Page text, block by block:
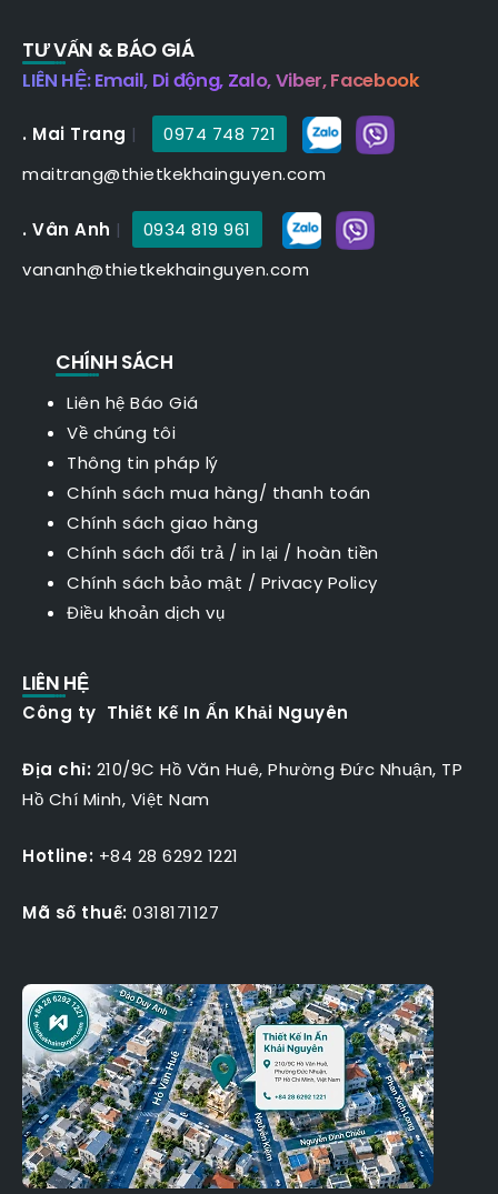
TƯ VẤN & BÁO GIÁ
LIÊN HỆ: Email, Di động, Zalo, Viber, Facebook
. Mai Trang |
0974 748 721
maitrang@thietkekhainguyen.com
. Vân Anh |
0934 819 961
vananh@thietkekhainguyen.com
CHÍNH SÁCH
Liên hệ Báo Giá
Về chúng tôi
Thông tin pháp lý
Chính sách mua hàng/ thanh toán
Chính sách giao hàng
Chính sách đổi trả / in lại / hoàn tiền
Chính sách bảo mật / Privacy Policy
Điều khoản dịch vụ
LIÊN HỆ
Công ty Thiết Kế In Ấn Khải Nguyên
Địa chỉ: 210/9C Hồ Văn Huê, Phường Đức Nhuận, TP
Hồ Chí Minh, Việt Nam
Hotline: +84 28 6292 1221
Mã số thuế: 0318171127